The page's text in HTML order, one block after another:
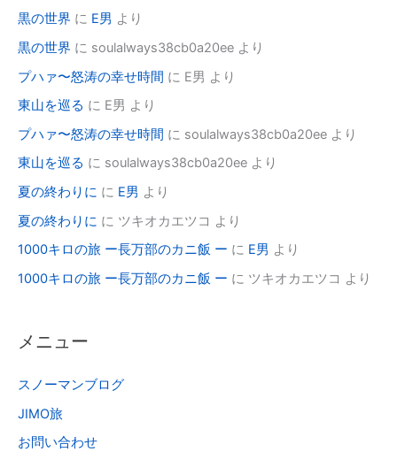
黒の世界 に E男 より
黒の世界 に soulalways38cb0a20ee より
プハァ〜怒涛の幸せ時間 に E男 より
東山を巡る に E男 より
プハァ〜怒涛の幸せ時間 に soulalways38cb0a20ee より
東山を巡る に soulalways38cb0a20ee より
夏の終わりに に E男 より
夏の終わりに に ツキオカエツコ より
1000キロの旅 ー長万部のカニ飯 ー に E男 より
1000キロの旅 ー長万部のカニ飯 ー に ツキオカエツコ より
メニュー
スノーマンブログ
JIMO旅
お問い合わせ